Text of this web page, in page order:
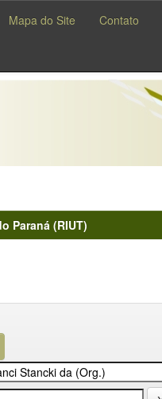
Mapa do Site Contato
Paraná (RIUT)